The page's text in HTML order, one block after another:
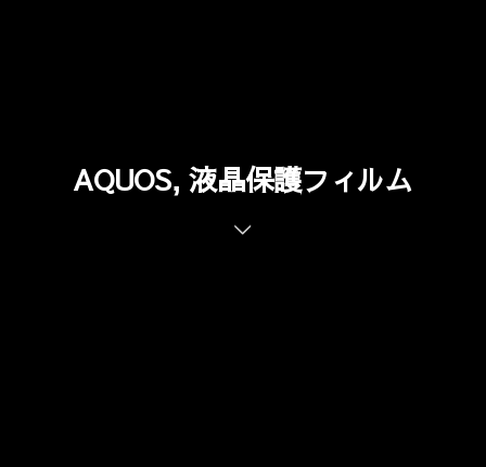
AQUOS, 液晶保護フィルム